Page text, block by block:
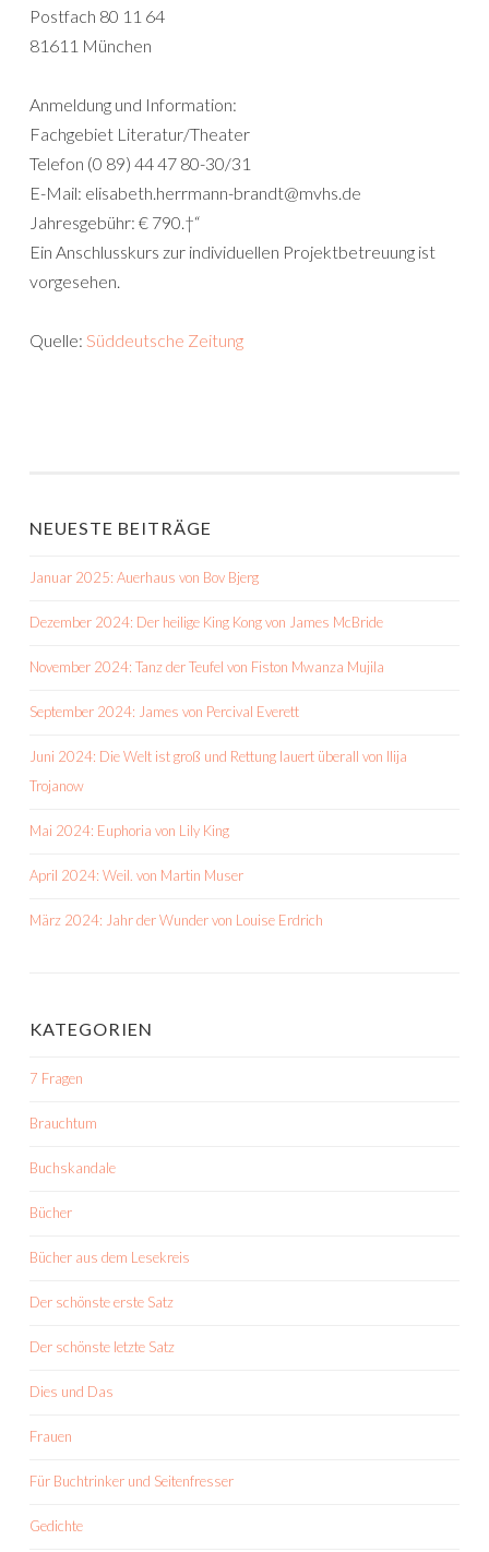
Postfach 80 11 64
81611 München
Anmeldung und Information:
Fachgebiet Literatur/Theater
Telefon (0 89) 44 47 80-30/31
E-Mail: elisabeth.herrmann-brandt@mvhs.de
Jahresgebühr: € 790.†“
Ein Anschlusskurs zur individuellen Projektbetreuung ist
vorgesehen.
Quelle: Süddeutsche Zeitung
NEUESTE BEITRÄGE
Januar 2025: Auerhaus von Bov Bjerg
Dezember 2024: Der heilige King Kong von James McBride
November 2024: Tanz der Teufel von Fiston Mwanza Mujila
September 2024: James von Percival Everett
Juni 2024: Die Welt ist groß und Rettung lauert überall von Ilija
Trojanow
Mai 2024: Euphoria von Lily King
April 2024: Weil. von Martin Muser
März 2024: Jahr der Wunder von Louise Erdrich
KATEGORIEN
7 Fragen
Brauchtum
Buchskandale
Bücher
Bücher aus dem Lesekreis
Der schönste erste Satz
Der schönste letzte Satz
Dies und Das
Frauen
Für Buchtrinker und Seitenfresser
Gedichte